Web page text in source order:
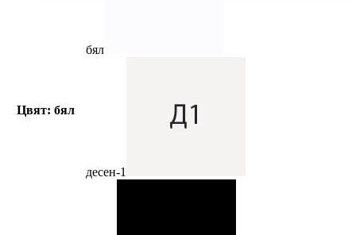
Цвят: бял
бял
десен-1